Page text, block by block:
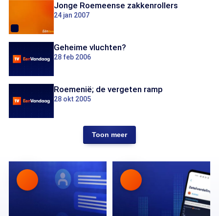
Jonge Roemeense zakkenrollers
24 jan 2007
Geheime vluchten?
28 feb 2006
Roemenië; de vergeten ramp
28 okt 2005
Toon meer